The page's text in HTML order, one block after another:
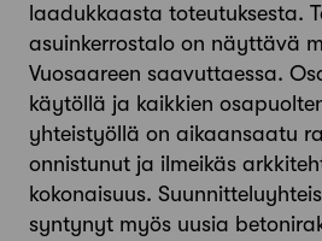
laadukkaasta toteutuksesta.
asuinkerrostalo on näyttävä
Vuosaareen saavuttaessa.
käytöllä ja kaikkien
yhteistyöllä on aikaansaatu
onnistunut ja ilmeikäs
kokonaisuus.
syntynyt myös uusia